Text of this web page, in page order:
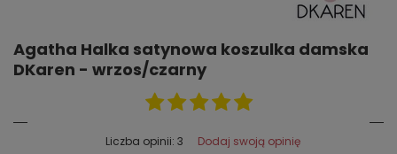
Agatha Halka satynowa koszulka damska
DKaren - wrzos/czarny
Liczba opinii: 3 Dodaj swoją opinię